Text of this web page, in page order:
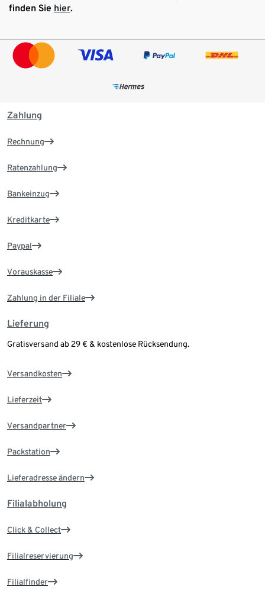
finden Sie hier.
Zahlung
Rechnung
Ratenzahlung
Bankeinzug
Kreditkarte
Paypal
Vorauskasse
Zahlung in der Filiale
Lieferung
Gratisversand ab 29 € & kostenlose Rücksendung.
Versandkosten
Lieferzeit
Versandpartner
Packstation
Lieferadresse ändern
Filialabholung
Click & Collect
Filialreservierung
Filialfinder